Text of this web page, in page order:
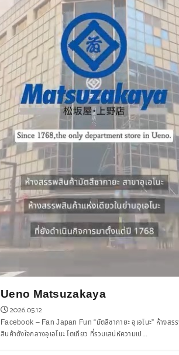
Ueno Matsuzakaya
2026.05.12
Facebook – Fan Japan Fun “มัตสึซากายะ อุเอโนะ” ห้างสร
สินค้าดังใจกลางอุเอโนะ โตเกียว ที่รวมเสน่ห์ความเป...